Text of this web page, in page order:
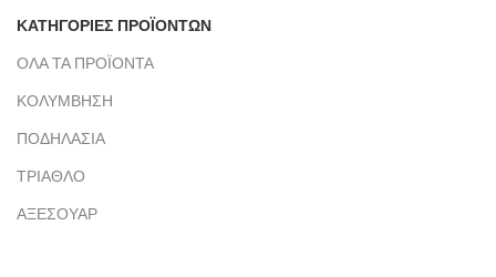
ΚΑΤΗΓΟΡΙΕΣ ΠΡΟΪΟΝΤΩΝ
ΟΛΑ ΤΑ ΠΡΟΪΟΝΤΑ
ΚΟΛΥΜΒΗΣΗ
ΠΟΔΗΛΑΣΙΑ
ΤΡΙΑΘΛΟ
ΑΞΕΣΟΥΑΡ